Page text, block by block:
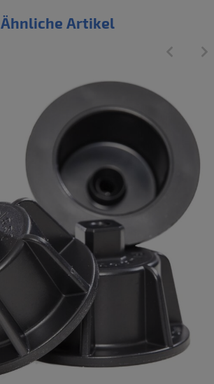
Ähnliche Artikel